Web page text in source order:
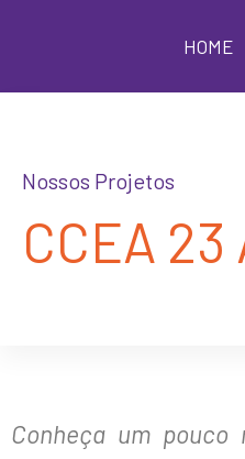
HOME
Nossos Projetos
CCEA 23
Conheça um